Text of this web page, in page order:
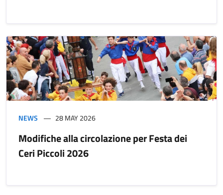
NEWS 28 MAY 2026
Modifiche alla circolazione per Festa dei
Ceri Piccoli 2026